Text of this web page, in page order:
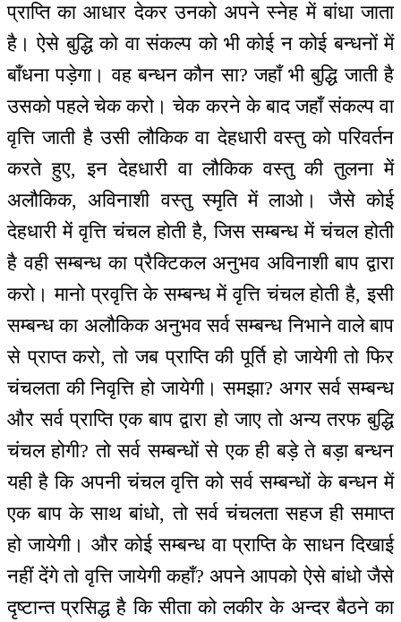
प्राप्ति का आधार देकर उनको अपने स्नेह में बांधा जाता
है। ऐसे बुद्धि को वा संकल्प को भी कोई न कोई बन्धनों में
बाँधना पड़ेगा। वह बन्धन कौन सा? जहाँ भी बुद्धि जाती है
उसको पहले चेक करो। चेक करने के बाद जहाँ संकल्प वा
वृत्ति जाती है उसी लौकिक वा देहधारी वस्तु को परिवर्तन
करते हुए, इन देहधारी वा लौकिक वस्तु की तुलना में
अलौकिक, अविनाशी वस्तु स्मृति में लाओ। जैसे कोई
देहधारी में वृत्ति चंचल होती है, जिस सम्बन्ध में चंचल होती
है वही सम्बन्ध का प्रैक्टिकल अनुभव अविनाशी बाप द्वारा
करो। मानो प्रवृत्ति के सम्बन्ध में वृत्ति चंचल होती है, इसी
सम्बन्ध का अलौकिक अनुभव सर्व सम्बन्ध निभाने वाले बाप
से प्राप्त करो, तो जब प्राप्ति की पूर्ति हो जायेगी तो फिर
चंचलता की निवृत्ति हो जायेगी। समझा? अगर सर्व सम्बन्ध
और सर्व प्राप्ति एक बाप द्वारा हो जाए तो अन्य तरफ बुद्धि
चंचल होगी? तो सर्व सम्बन्धों से एक ही बड़े ते बड़ा बन्धन
यही है कि अपनी चंचल वृत्ति को सर्व सम्बन्धों के बन्धन में
एक बाप के साथ बांधो, तो सर्व चंचलता सहज ही समाप्त
हो जायेगी। और कोई सम्बन्ध वा प्राप्ति के साधन दिखाई
नहीं देंगे तो वृत्ति जायेगी कहाँ? अपने आपको ऐसे बांधो जैसे
दृष्टान्त प्रसिद्ध है कि सीता को लकीर के अन्दर बैठने का